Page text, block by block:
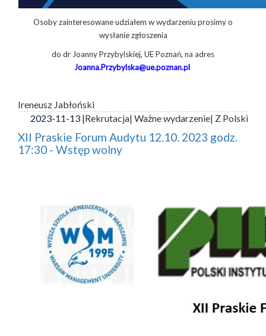
Osoby zainteresowane udziałem w wydarzeniu prosimy o
wysłanie zgłoszenia
do dr Joanny Przybylskiej, UE Poznań, na adres
Joanna.Przybylska@ue.poznan.pl
Ireneusz Jabłoński
2023-11-13 |Rekrutacja| Ważne wydarzenie| Z Polski
XII Praskie Forum Audytu 12.10. 2023 godz.
17:30 - Wstęp wolny